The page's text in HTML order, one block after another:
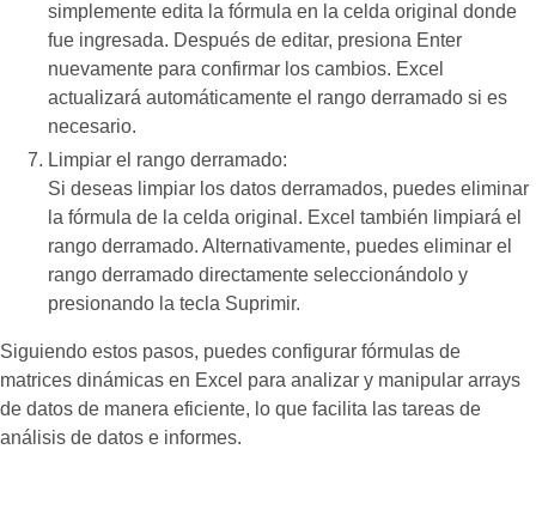
simplemente edita la fórmula en la celda original donde
fue ingresada. Después de editar, presiona Enter
nuevamente para confirmar los cambios. Excel
actualizará automáticamente el rango derramado si es
necesario.
Limpiar el rango derramado:
Si deseas limpiar los datos derramados, puedes eliminar
la fórmula de la celda original. Excel también limpiará el
rango derramado. Alternativamente, puedes eliminar el
rango derramado directamente seleccionándolo y
presionando la tecla Suprimir.
Siguiendo estos pasos, puedes configurar fórmulas de
matrices dinámicas en Excel para analizar y manipular arrays
de datos de manera eficiente, lo que facilita las tareas de
análisis de datos e informes.